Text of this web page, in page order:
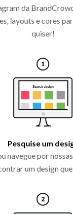
da
layouts e cores
quiser!
Pesquise um
navegue por
um design